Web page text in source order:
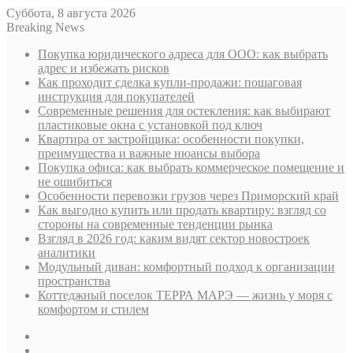
Суббота, 8 августа 2026
Breaking News
Покупка юридического адреса для ООО: как выбрать
адрес и избежать рисков
Как проходит сделка купли-продажи: пошаговая
инструкция для покупателей
Современные решения для остекления: как выбирают
пластиковые окна с установкой под ключ
Квартира от застройщика: особенности покупки,
преимущества и важные нюансы выбора
Покупка офиса: как выбрать коммерческое помещение и
не ошибиться
Особенности перевозки грузов через Приморский край
Как выгодно купить или продать квартиру: взгляд со
стороны на современные тенденции рынка
Взгляд в 2026 год: каким видят сектор новостроек
аналитики
Модульный диван: комфортный подход к организации
пространства
Коттеджный поселок ТЕРРА МАРЭ — жизнь у моря с
комфортом и стилем